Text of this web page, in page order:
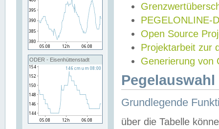
ODER - Eisenhüttenstadt
PEGELONLINE-
Open Source
Projektarbeit zur
Generierung von
Grundlegende
über die Tabelle